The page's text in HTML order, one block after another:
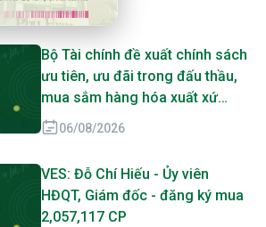
Bộ Tài chính đề xuất chính sách
ưu tiên, ưu đãi trong đấu thầu,
mua sắm hàng hóa xuất xứ
trong nước
06/08/2026
VES: Đỗ Chí Hiếu - Ủy viên
HĐQT, Giám đốc - đăng ký mua
2,057,117 CP